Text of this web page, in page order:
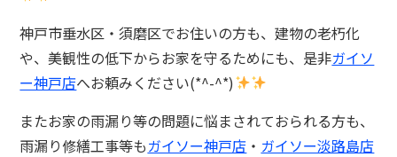
神戸市垂水区・須磨区でお住いの方も、建物の老朽化
や、美観性の低下からお家を守るためにも、是非ガイソ
ー神戸店へお頼みください(*^-^*)
またお家の雨漏り等の問題に悩まされておられる方も、
雨漏り修繕工事等もガイソー神戸店 ・ ガイソー淡路島店